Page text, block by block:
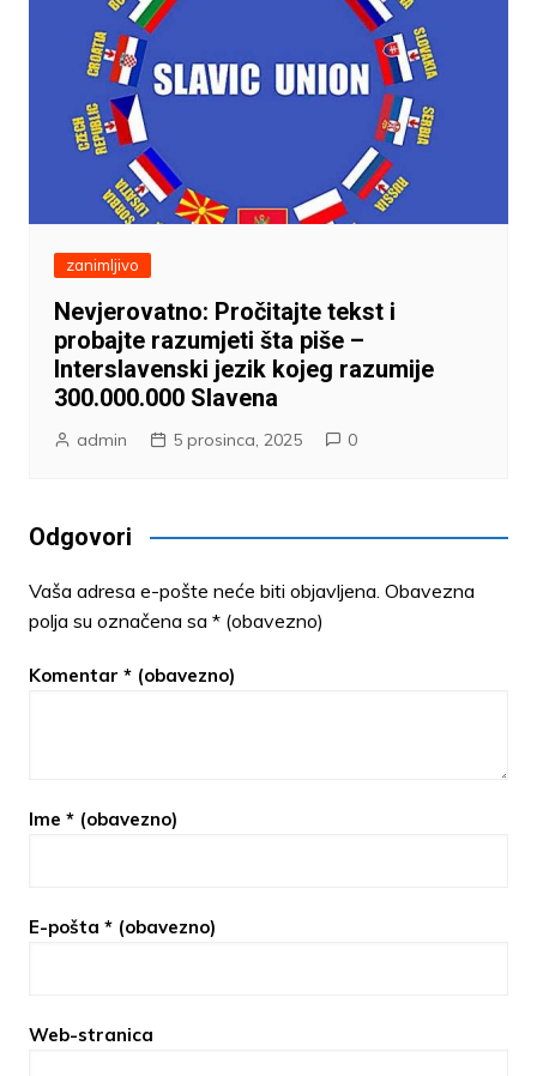
zanimljivo
Nevjerovatno: Pročitajte tekst i
probajte razumjeti šta piše –
Interslavenski jezik kojeg razumije
300.000.000 Slavena
admin 5 prosinca, 2025 0
Odgovori
Vaša adresa e-pošte neće biti objavljena. Obavezna
polja su označena sa * (obavezno)
Komentar * (obavezno)
Ime * (obavezno)
E-pošta * (obavezno)
Web-stranica